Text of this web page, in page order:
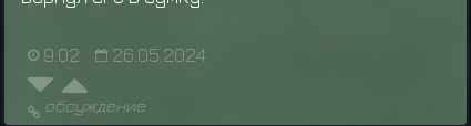
9:02 26.05.2024
обсуждение